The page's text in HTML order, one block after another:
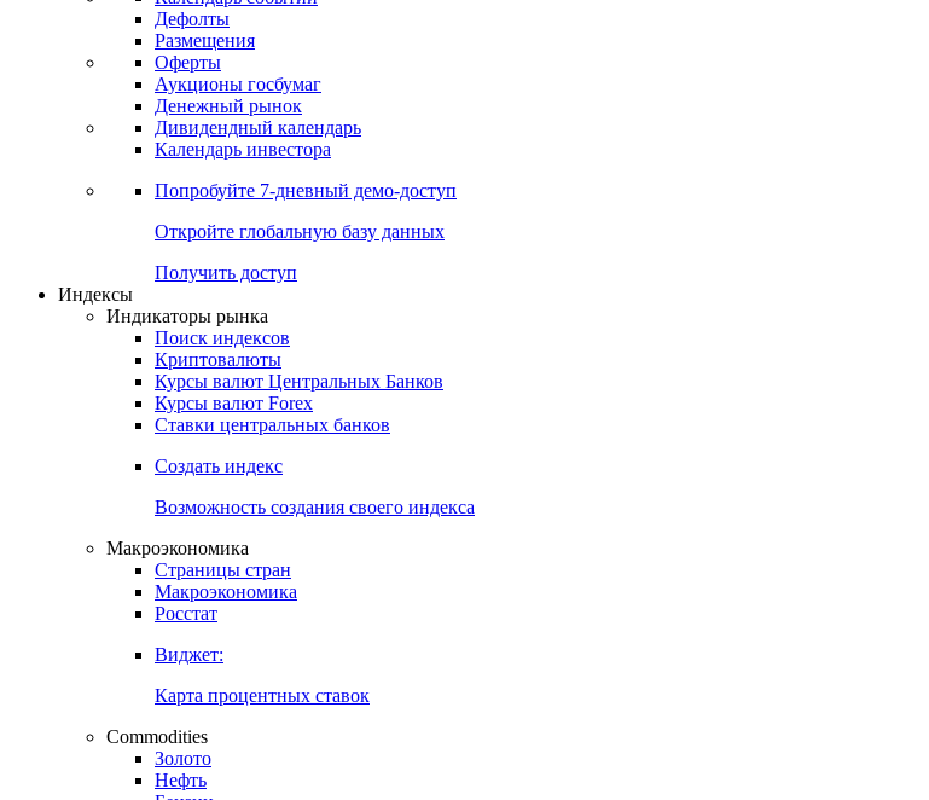
Получить доступ
Календарь
Календарь событий
Дефолты
Размещения
Оферты
Аукционы госбумаг
Денежный рынок
Дивидендный календарь
Календарь инвестора
Попробуйте7-дневный
Получить доступ
Индикаторы рынка
Поиск индексов
Криптовалюты
Курсы валют Центральных Банков
Курсы валют Forex
Ставки центральных банков
Создать индекс
Возможность создания своего индекса
Макроэкономика
Страницы стран
Макроэкономика
Росстат
Виджет:
Карта процентных ставок